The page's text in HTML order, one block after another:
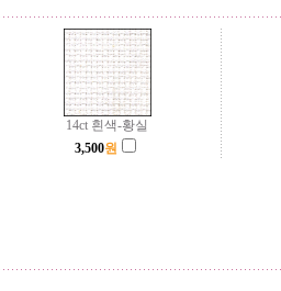
14ct 흰색-황실
3,500원